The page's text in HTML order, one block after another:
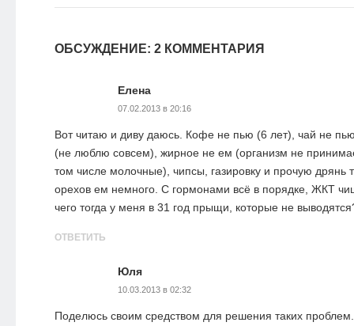
ОБСУЖДЕНИЕ: 2 КОММЕНТАРИЯ
Елена
07.02.2013 в 20:16
Вот читаю и диву даюсь. Кофе не пью (6 лет), чай не
(не люблю совсем), жирное не ем (организм не
том числе молочные), чипсы, газировку и прочую дрянь
орехов ем немного. С гормонами всё в порядке, ЖКТ
чего тогда у меня в 31 год прыщи, которые не
ОТВЕТИТЬ
Юля
10.03.2013 в 02:32
Поделюсь своим средством для решения таких